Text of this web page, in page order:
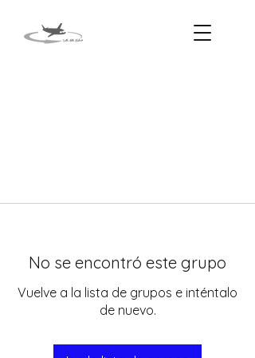
No se encontró este grupo
Vuelve a la lista de grupos e inténtalo
de nuevo.